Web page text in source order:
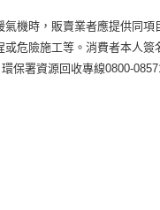
機時，販賣業者應提供同
危險施工等。消費者本人
保署資源回收專線0800-